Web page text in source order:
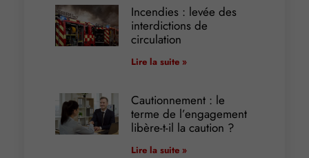
Incendies : levée des
interdictions de
circulation
Lire la suite »
Cautionnement : le
terme de l’engagement
libère-t-il la caution ?
Lire la suite »